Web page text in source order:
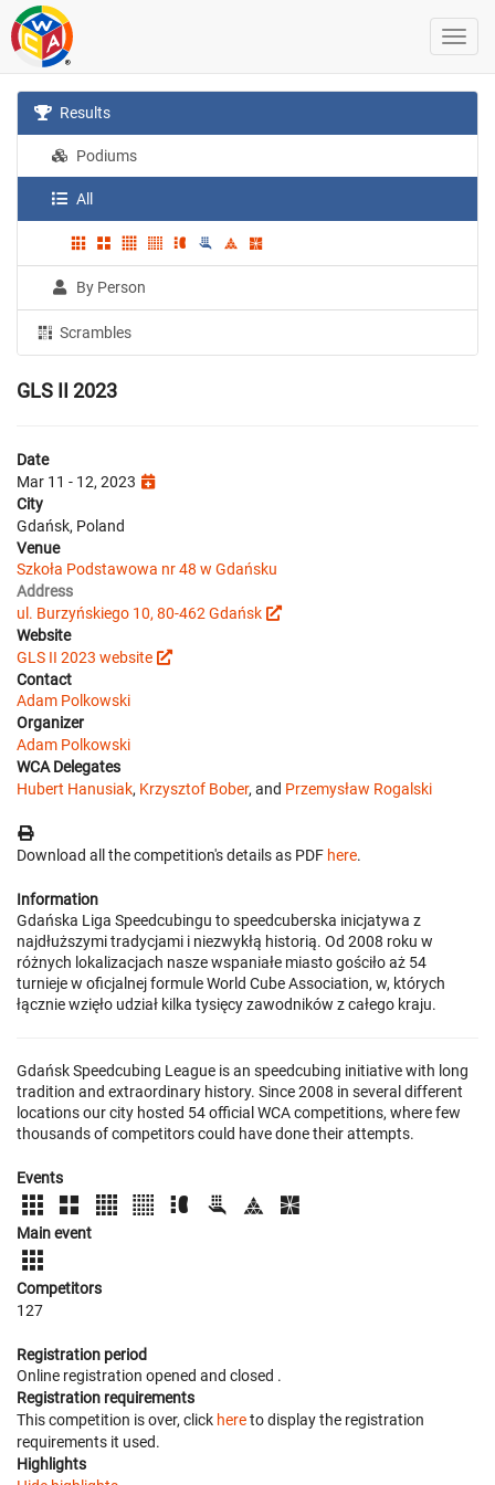
Results
Podiums
All
By Person
Scrambles
GLS II 2023
Date
Mar 11 - 12, 2023
City
Gdańsk, Poland
Venue
Szkoła Podstawowa nr 48 w Gdańsku
Address
ul. Burzyńskiego 10, 80-462 Gdańsk
Website
GLS II 2023 website
Contact
Adam Polkowski
Organizer
Adam Polkowski
WCA Delegates
Hubert Hanusiak, Krzysztof Bober, and Przemysław Rogalski
Download all the competition's details as PDF here.
Information
Gdańska Liga Speedcubingu to speedcuberska inicjatywa z
najdłuższymi tradycjami i niezwykłą historią. Od 2008 roku w
różnych lokalizacjach nasze wspaniałe miasto gościło aż 54
turnieje w oficjalnej formule World Cube Association, w, których
łącznie wzięło udział kilka tysięcy zawodników z całego kraju.
Gdańsk Speedcubing League is an speedcubing initiative with long
tradition and extraordinary history. Since 2008 in several different
locations our city hosted 54 official WCA competitions, where few
thousands of competitors could have done their attempts.
Events
Main event
Competitors
127
Registration period
Online registration opened and closed .
Registration requirements
This competition is over, click hereto display the registration
requirements it used.
Highlights